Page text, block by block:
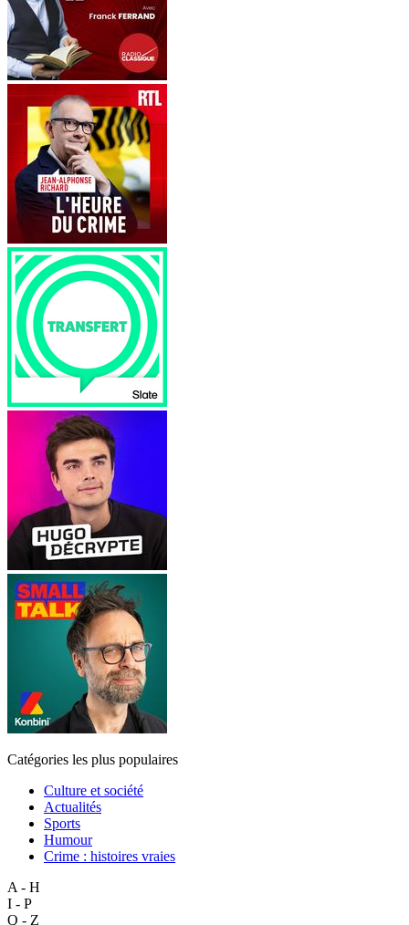
Catégories les plus populaires
Culture et société
Actualités
Sports
Humour
Crime : histoires vraies
A - H
I - P
Q - Z